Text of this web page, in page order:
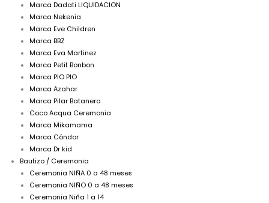
Marca Dadati LIQUIDACION
Marca Nekenia
Marca Eve Children
Marca BBZ
Marca Eva Martinez
Marca Petit Bonbon
Marca PIO PIO
Marca Azahar
Marca Pilar Batanero
Coco Acqua Ceremonia
Marca Mikamama
Marca Cóndor
Marca Dr kid
Bautizo / Ceremonia
Ceremonia NIÑA 0 a 48 meses
Ceremonia NIÑO 0 a 48 meses
Ceremonia Niña 1 a 14